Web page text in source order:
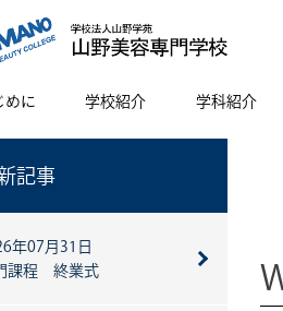
めに 学校紹介 学科紹介
記事
年07月31日
課程 終業式